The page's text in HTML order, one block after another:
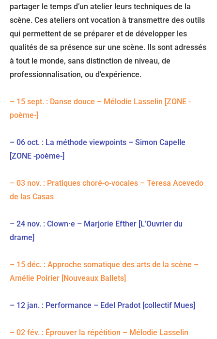
partager le temps d’un atelier leurs techniques de la
scène. Ces ateliers ont vocation à transmettre des outils
qui permettent de se préparer et de développer les
qualités de sa présence sur une scène. Ils sont adressés
à tout le monde, sans distinction de niveau, de
professionnalisation, ou d’expérience.
– 15 sept. : Danse douce – Mélodie Lasselin [ZONE -
poème-]
– 06 oct. : La méthode viewpoints – Simon Capelle
[ZONE -poème-]
– 03 nov. : Pratiques choré-o-vocales – Teresa Acevedo
de las Casas
– 24 nov. : Clown·e – Marjorie Efther [L’Ouvrier du
drame]
– 15 déc. : Approche somatique des arts de la scène –
Amélie Poirier [Nouveaux Ballets]
– 12 jan. : Performance – Edel Pradot [collectif Mues]
– 02 fév. : Éprouver la répétition – Mélodie Lasselin